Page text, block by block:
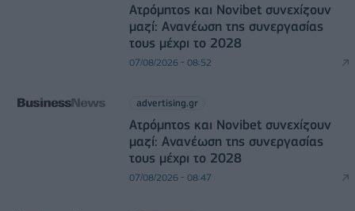
Ατρόμητος και Novibet συνεχίζουν
μαζί: Ανανέωση της συνεργασίας
τους μέχρι το 2028
07/08/2026 - 08:52
advertising.gr
Ατρόμητος και Novibet συνεχίζουν
μαζί: Ανανέωση της συνεργασίας
τους μέχρι το 2028
07/08/2026 - 08:47